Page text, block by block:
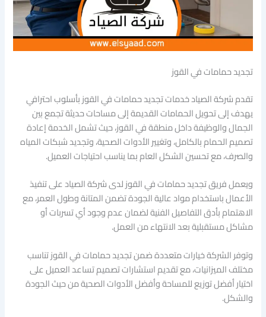
تجديد حمامات في القوز
تقدم شركة الصياد خدمات تجديد حمامات في القوز بأسلوب احترافي
يهدف إلى تحويل الحمامات القديمة إلى مساحات حديثة تجمع بين
الجمال والوظيفة داخل منطقة في القوز، حيث تشمل الخدمة إعادة
تصميم الحمام بالكامل، وتغيير الأدوات الصحية، وتجديد شبكات المياه
والصرف، مع تحسين الشكل العام بما يناسب احتياجات العميل.
ويعمل فريق تجديد حمامات في القوز لدى شركة الصياد على تنفيذ
الأعمال باستخدام مواد عالية الجودة تضمن المتانة وطول العمر، مع
الاهتمام بأدق التفاصيل الفنية لضمان عدم وجود أي تسربات أو
مشاكل مستقبلية بعد الانتهاء من العمل.
وتوفر الشركة خيارات متعددة ضمن تجديد حمامات في القوز تناسب
مختلف الميزانيات، مع تقديم استشارات تصميم تساعد العميل على
اختيار أفضل توزيع للمساحة وأفضل الأدوات الصحية من حيث الجودة
والشكل.